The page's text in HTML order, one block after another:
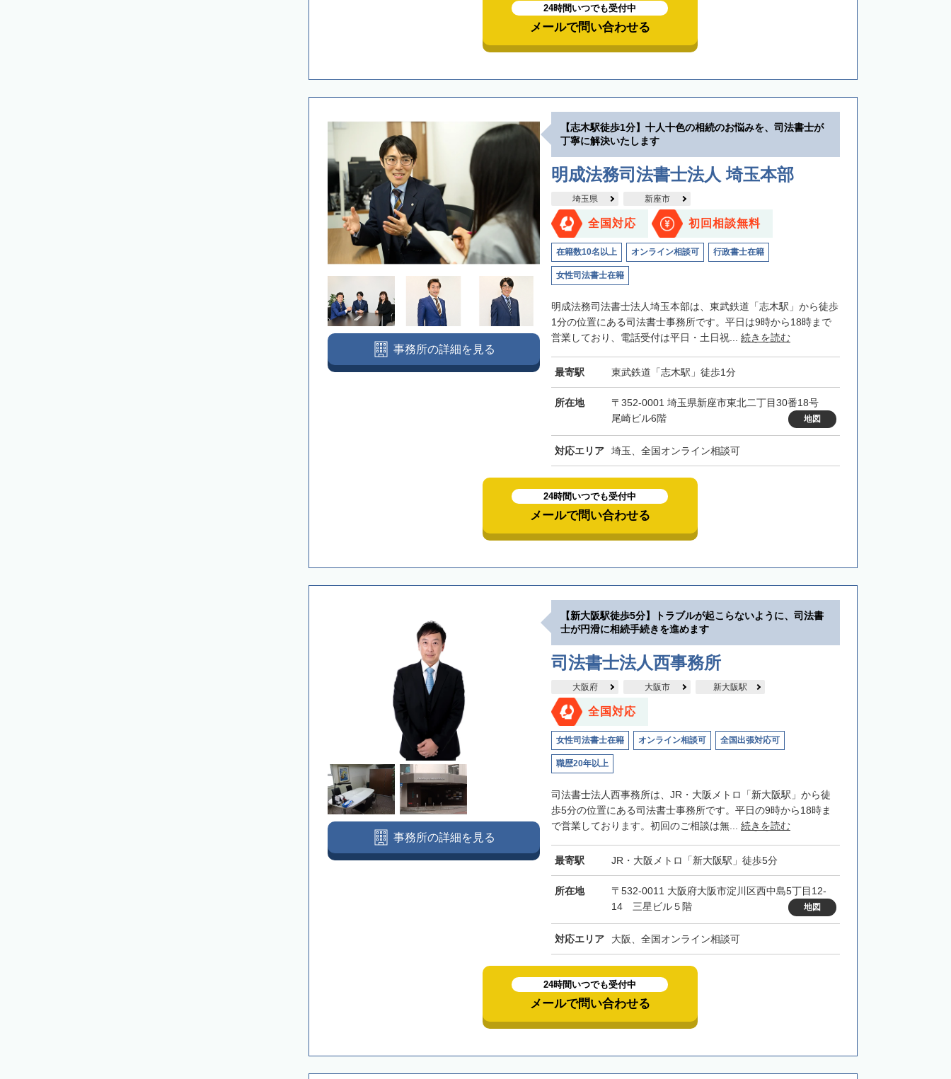
24時間いつでも受付中
メールで問い合わせる
【志木駅徒歩1分】十人十色の相続のお悩みを、司法書士が
丁寧に解決いたします
明成法務司法書士法人 埼玉本部
埼玉県 新座市
全国対応 初回相談無料
在籍数10名以上 オンライン相談可 行政書士在籍
女性司法書士在籍
明成法務司法書士法人埼玉本部は、東武鉄道「志木駅」から徒歩
1分の位置にある司法書士事務所です。平日は9時から18時まで
営業しており、電話受付は平日・土日祝... 続きを読む
最寄駅 東武鉄道「志木駅」徒歩1分
所在地
〒352-0001 埼玉県新座市東北二丁目30番18号
尾崎ビル6階
地図
対応エリア 埼玉、全国オンライン相談可
事務所の詳細を見る
24時間いつでも受付中
メールで問い合わせる
【新大阪駅徒歩5分】トラブルが起こらないように、司法書
士が円滑に相続手続きを進めます
司法書士法人西事務所
大阪府 大阪市 新大阪駅
全国対応
女性司法書士在籍 オンライン相談可 全国出張対応可
職歴20年以上
司法書士法人西事務所は、JR・大阪メトロ「新大阪駅」から徒
歩5分の位置にある司法書士事務所です。平日の9時から18時ま
で営業しております。初回のご相談は無... 続きを読む
最寄駅 JR・大阪メトロ「新大阪駅」徒歩5分
所在地
〒532-0011 大阪府大阪市淀川区西中島5丁目12-
14 三星ビル５階
地図
対応エリア 大阪、全国オンライン相談可
事務所の詳細を見る
24時間いつでも受付中
メールで問い合わせる